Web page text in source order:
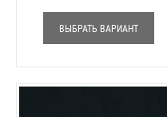
ВЫБРАТЬ ВАРИАНТ